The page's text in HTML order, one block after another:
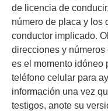
de licencia de
número de placa y los
conductor implicado.
direcciones y
es el momento idóneo
teléfono celular para
información una vez
testigos, anote su